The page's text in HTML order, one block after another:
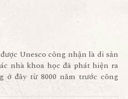
Unesco công nhận là di sản
nhà khoa học đã phát hiện ra
ở đây từ 8000 năm trước công